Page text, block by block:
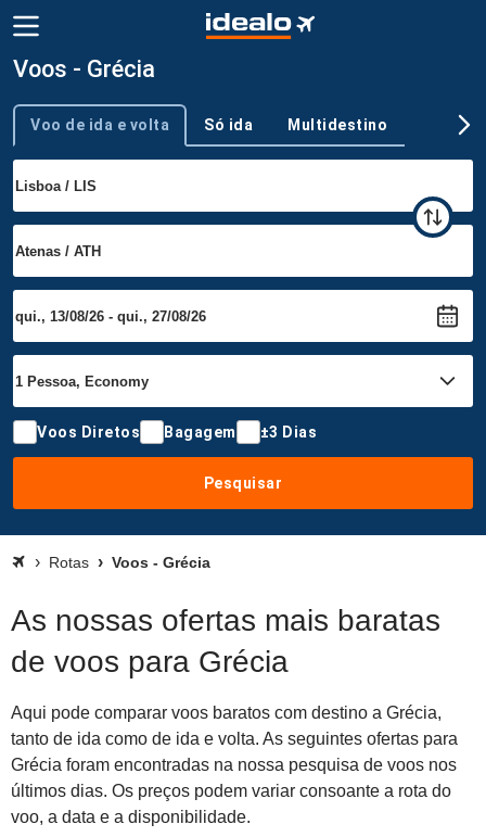
Voos - Grécia
Tipo de viagem
Voo de ida e volta Só ida Multidestino
Voos Diretos Bagagem ±3 Dias
Pesquisar
Rotas Voos - Grécia
As nossas ofertas mais baratas
de voos para Grécia
Aqui pode comparar voos baratos com destino a Grécia,
tanto de ida como de ida e volta. As seguintes ofertas para
Grécia foram encontradas na nossa pesquisa de voos nos
últimos dias. Os preços podem variar consoante a rota do
voo, a data e a disponibilidade.